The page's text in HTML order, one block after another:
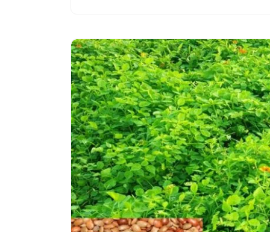
किस्में,
बीज
मात्रा,
पैदावार
व
पूरी
जानकारी
में